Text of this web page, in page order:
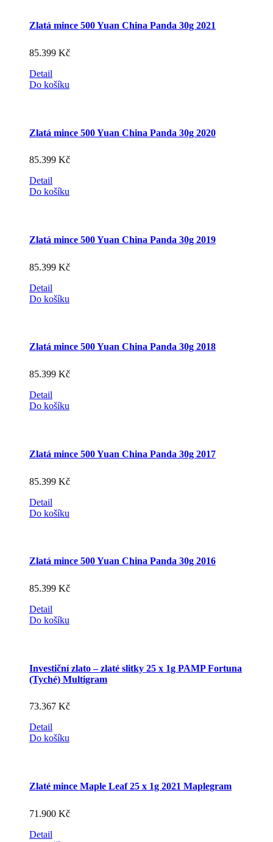
Zlatá mince 500 Yuan China Panda 30g 2021
85.399 Kč
Detail
Do košíku
Zlatá mince 500 Yuan China Panda 30g 2020
85.399 Kč
Detail
Do košíku
Zlatá mince 500 Yuan China Panda 30g 2019
85.399 Kč
Detail
Do košíku
Zlatá mince 500 Yuan China Panda 30g 2018
85.399 Kč
Detail
Do košíku
Zlatá mince 500 Yuan China Panda 30g 2017
85.399 Kč
Detail
Do košíku
Zlatá mince 500 Yuan China Panda 30g 2016
85.399 Kč
Detail
Do košíku
Investiční zlato – zlaté slitky 25 x 1g PAMP Fortuna
(Tyché) Multigram
73.367 Kč
Detail
Do košíku
Zlaté mince Maple Leaf 25 x 1g 2021 Maplegram
71.900 Kč
Detail